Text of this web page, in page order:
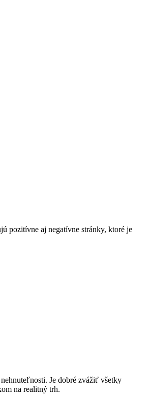
pozitívne aj negatívne stránky, ktoré je
Je dobré zvážiť všetky
na realitný trh.